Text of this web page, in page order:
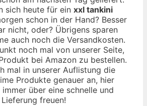
sich heute für ein xxl tankini
schon in der Hand? Besser
nicht, oder? Übrigens sparen
auch noch die Versandkosten.
noch mal von unserer Seite,
bei Amazon zu bestellen.
mal in unserer Auflistung die
Produkte genauer an, hier
über eine schnelle und
freuen!